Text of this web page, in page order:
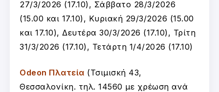
27/3/2026 (17.10), Σάββατο 28/3/2026
(15.00 και 17.10), Κυριακή 29/3/2026 (15.00
και 17.10), Δευτέρα 30/3/2026 (17.10), Τρίτη
31/3/2026 (17.10), Τετάρτη 1/4/2026 (17.10)
Odeon Πλατεία (Τσιμισκή 43,
Θεσσαλονίκη. τηλ. 14560 με χρέωση ανά